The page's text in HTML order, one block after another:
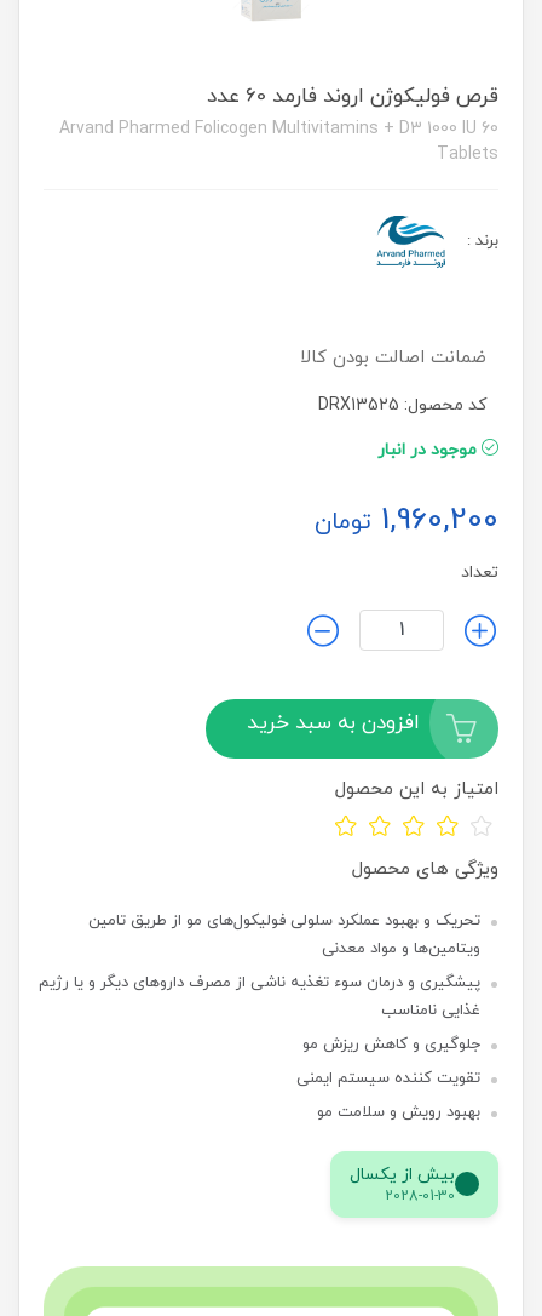
قرص فولیکوژن اروند فارمد 60 عدد
Arvand Pharmed Folicogen Multivitamins + D3 1000 IU 60
Tablets
برند :
ضمانت اصالت بودن کالا
کد محصول: DRX13525
موجود در انبار
1,960,200 تومان
تعداد
افزودن به سبد خرید
امتیاز به این محصول
ویژگی های محصول
تحریک و بهبود عملکرد سلولی فولیکول‌های مو از طریق تامین
ویتامین‌ها و مواد معدنی
پیشگیری و درمان سوء تغذیه ناشی از مصرف داروهای دیگر و یا رژیم
غذایی نامناسب
جلوگیری و کاهش ریزش مو
تقویت کننده سیستم ایمنی
بهبود رویش و سلامت مو
بیش از یکسال
2028-01-30